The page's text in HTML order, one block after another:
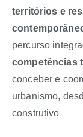
territórios e
percurso
competências
conceber e
urbanismo,
construtivo